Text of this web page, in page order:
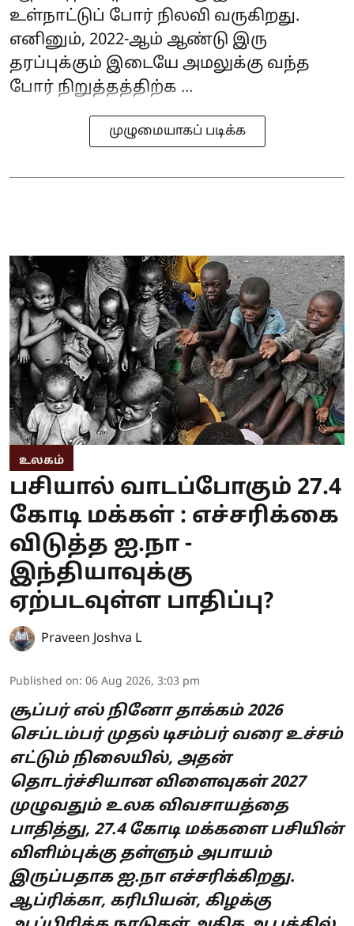
உள்நாட்டுப் போர் நிலவி வருகிறது.
எனினும், 2022-ஆம் ஆண்டு இரு
தரப்புக்கும் இடையே அமலுக்கு வந்த
போர் நிறுத்தத்திற்க ...
முழுமையாகப் படிக்க
உலகம்
பசியால் வாடப்போகும் 27.4
கோடி மக்கள் : எச்சரிக்கை
விடுத்த ஐ.நா -
இந்தியாவுக்கு
ஏற்படவுள்ள பாதிப்பு?
Praveen Joshva L
Published on: 06 Aug 2026, 3:03 pm
சூப்பர் எல் நினோ தாக்கம் 2026
செப்டம்பர் முதல் டிசம்பர் வரை உச்சம்
எட்டும் நிலையில், அதன்
தொடர்ச்சியான விளைவுகள் 2027
முழுவதும் உலக விவசாயத்தை
பாதித்து, 27.4 கோடி மக்களை பசியின்
விளிம்புக்கு தள்ளும் அபாயம்
இருப்பதாக ஐ.நா எச்சரிக்கிறது.
ஆப்ரிக்கா, கரிபியன், கிழக்கு